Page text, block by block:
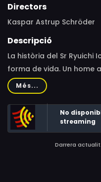
Directors
Kaspar Astrup Schröder
Descripció
La història del Sr Ryuichi
forma de vida. Un home
casat, pare de dos fills i
l’oficina de correus.
fins i tot la seva família
Més...
No
streaming
Darrera